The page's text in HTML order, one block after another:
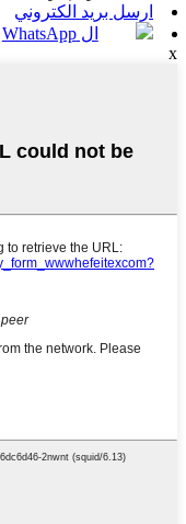
ارسل بريد الكتروني
ال WhatsApp
x